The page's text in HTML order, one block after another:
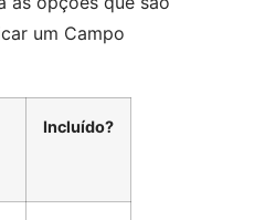
um Campo
Incluído?